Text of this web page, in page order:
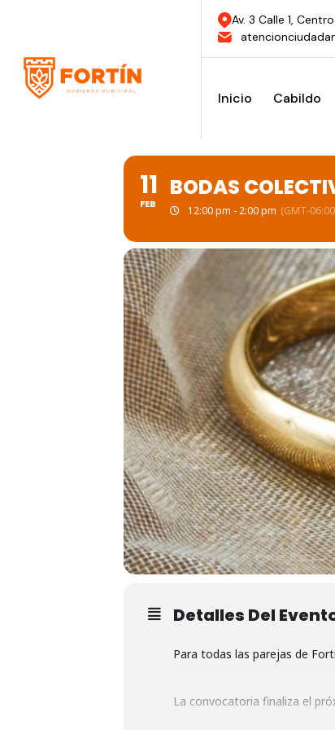
Av. 3 Calle 1,
Inicio Cabildo
11
FEB
BODAS
12:00 pm - 2:00 pm (GMT-
Detalles Del
Para todas las parejas de
La convocatoria finaliza el